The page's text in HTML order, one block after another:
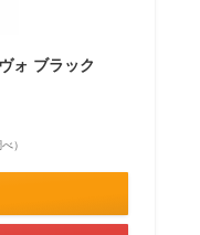
ォ ブラック
）